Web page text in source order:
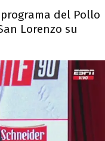
del Pollo
Lorenzo su